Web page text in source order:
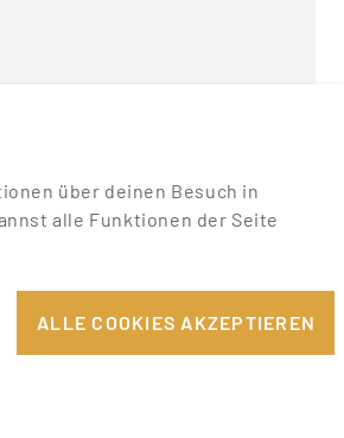
über deinen Besuch in
alle Funktionen der Seite
ALLE COOKIES AKZEPTIEREN